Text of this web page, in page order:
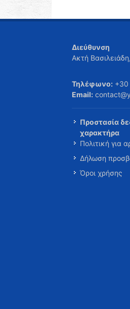
Διεύθυνση
Ακτή
Τηλέφωνο: +30
Email:
Προστασία
χαρακτήρα
Πολιτική για
Δήλωση
Όροι χρήσης